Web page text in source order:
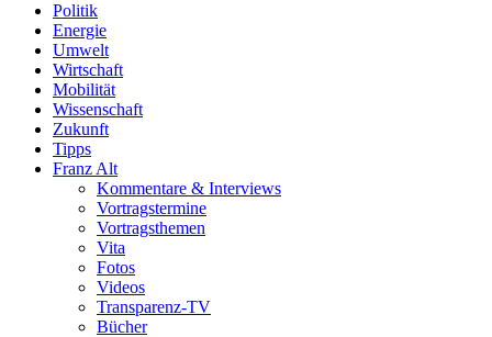
Politik
Energie
Umwelt
Wirtschaft
Mobilität
Wissenschaft
Zukunft
Tipps
Franz Alt
Kommentare & Interviews
Vortragstermine
Vortragsthemen
Vita
Fotos
Videos
Transparenz-TV
Bücher